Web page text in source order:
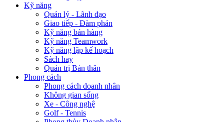
Kỹ năng
Quản lý - Lãnh đạo
Giao tiếp - Đàm phán
Kỹ năng bán hàng
Kỹ năng Teamwork
Kỹ năng lập kế hoạch
Sách hay
Quản trị Bản thân
Phong cách
Phong cách doanh nhân
Không gian sống
Xe - Công nghệ
Golf - Tennis